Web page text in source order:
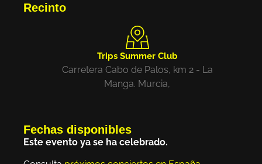
Recinto
Trips Summer Club
Carretera Cabo de Palos, km 2 - La
Manga. Murcia,
Fechas disponibles
Este evento ya se ha celebrado.